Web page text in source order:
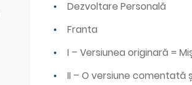
Dezvoltare Personală
Franta
I – Versiunea originară =
II – O versiune comentată